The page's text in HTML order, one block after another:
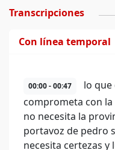
Transcripciones
Con línea temporal
00:00 - 00:47
lo que
comprometa con
no necesita la
portavoz de pedro
necesita certezas y